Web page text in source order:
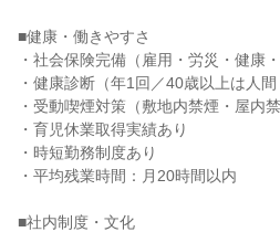
■健康・働きやすさ
・社会保険完備（雇用・労災・健康
・健康診断（年1回／40歳以上は人間
・受動喫煙対策（敷地内禁煙・屋内禁
・育児休業取得実績あり
・時短勤務制度あり
・平均残業時間：月20時間以内
■社内制度・文化